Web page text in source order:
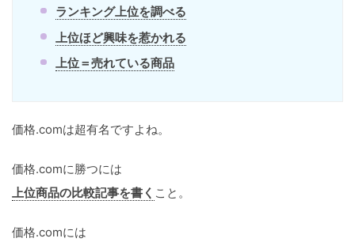
ランキング上位を調べる
上位ほど興味を惹かれる
上位＝売れている商品
価格.comは超有名ですよね。
価格.comに勝つには
上位商品の比較記事を書く こと。
価格.comには